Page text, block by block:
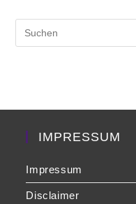
IMPRESSUM
Impressum
Disclaimer